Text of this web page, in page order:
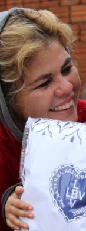
ao escovar
na
pela LBV
à Semana
a nossa
a
o